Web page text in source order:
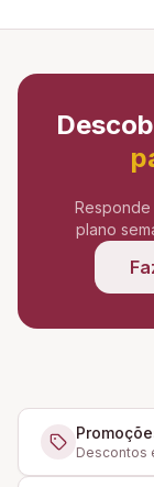
Responde
plano
Descontos